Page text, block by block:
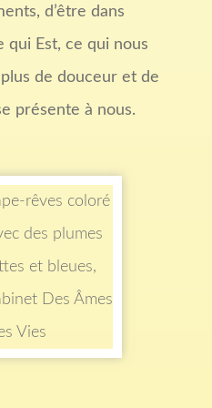
d’être dans
qui Est, ce qui nous
de douceur et de
présente à nous.